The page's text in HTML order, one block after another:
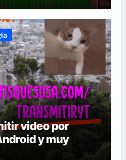
video por
y muy